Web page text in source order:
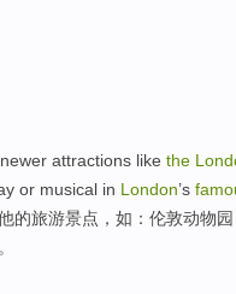
attractions like the
or musical in London’s
的旅游景点 ， 如 ： 伦敦动物园
。